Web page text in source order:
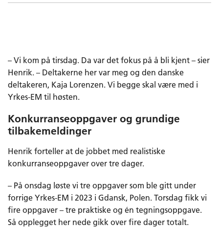
a
o
k
i
I
n
-
– Vi kom på tirsdag. Da var det fokus på å bli kjent – sier
Henrik. – Deltakerne her var meg og den danske
deltakeren, Kaja Lorenzen. Vi begge skal være med i
Yrkes-EM til høsten.
Konkurranseoppgaver og grundige
tilbakemeldinger
Henrik forteller at de jobbet med realistiske
konkurranseoppgaver over tre dager.
– På onsdag løste vi tre oppgaver som ble gitt under
forrige Yrkes-EM i 2023 i Gdansk, Polen. Torsdag fikk vi
fire oppgaver – tre praktiske og én tegningsoppgave.
Så opplegget her nede gikk over fire dager totalt.